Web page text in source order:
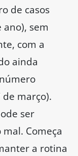
de casos
sem
com a
ainda
março).
ser
Começa
a rotina